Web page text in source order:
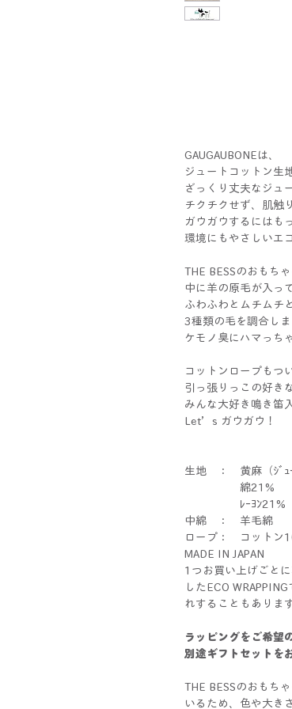
GAUGAUBONEは、
ジュートコットン生
ざっくり丈夫なジュ
チクチクせず、肌触
ガウガウするにはも
環境にもやさしいエ
THE BESSのおもちゃ
中に羊の原毛が入っ
ふわふわとムチムチ
3種類の毛を調合しま
ケモノ臭にハマっち
コットンロープもつ
引っ張りっこの好き
みんな大好き鳴き笛
Let’s ガウガウ！
生地 ： 黄麻（ｼﾞｭ
綿21%
ﾚｰﾖﾝ21%
中綿 ： 羊毛綿
ロープ： コットン
MADE IN JAPAN
1つお買い上げごと
したECO
れすることもあります
ラッピングをご希望
別途ギフトセットを
THE BESSのおもち
いるため、色や大き